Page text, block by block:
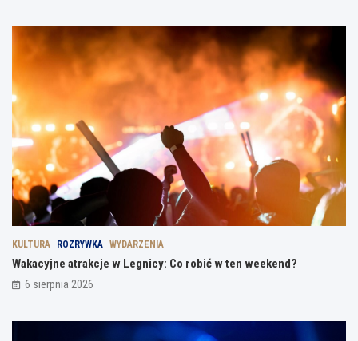
KULTURA ROZRYWKA WYDARZENIA
Wakacyjne atrakcje w Legnicy: Co robić w ten weekend?
6 sierpnia 2026